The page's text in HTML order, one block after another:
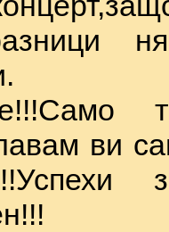
ви